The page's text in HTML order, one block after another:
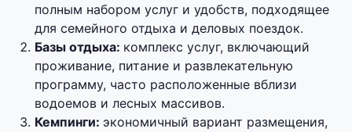
полным набором услуг и удобств, подходящее
для семейного отдыха и деловых поездок.
Базы отдыха: комплекс услуг, включающий
проживание, питание и развлекательную
программу, часто расположенные вблизи
водоемов и лесных массивов.
Кемпинги: экономичный вариант размещения,